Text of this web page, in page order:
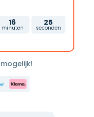
16
minuten
25
seconden